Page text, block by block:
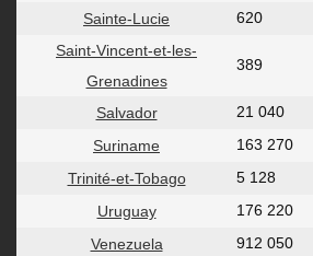
Sainte-Lucie 620
Saint-Vincent-et-les-
Grenadines
389
Salvador 21 040
Suriname
163 270
Trinité-et-Tobago
5 128
Uruguay
176 220
Venezuela
912 050